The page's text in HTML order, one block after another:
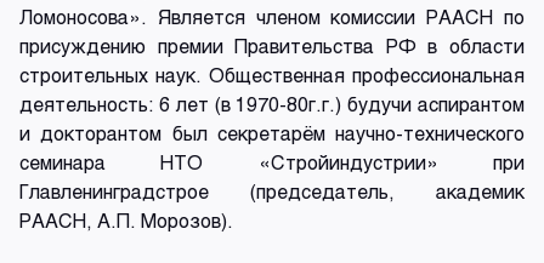
Ломоносова». Является членом комиссии РААСН по
присуждению премии Правительства РФ в области
строительных наук. Общественная профессиональная
деятельность: 6 лет (в 1970-80г.г.) будучи аспирантом
и докторантом был секретарём научно-технического
семинара НТО «Стройиндустрии» при
Главленинградстрое (председатель, академик
РААСН, А.П. Морозов).